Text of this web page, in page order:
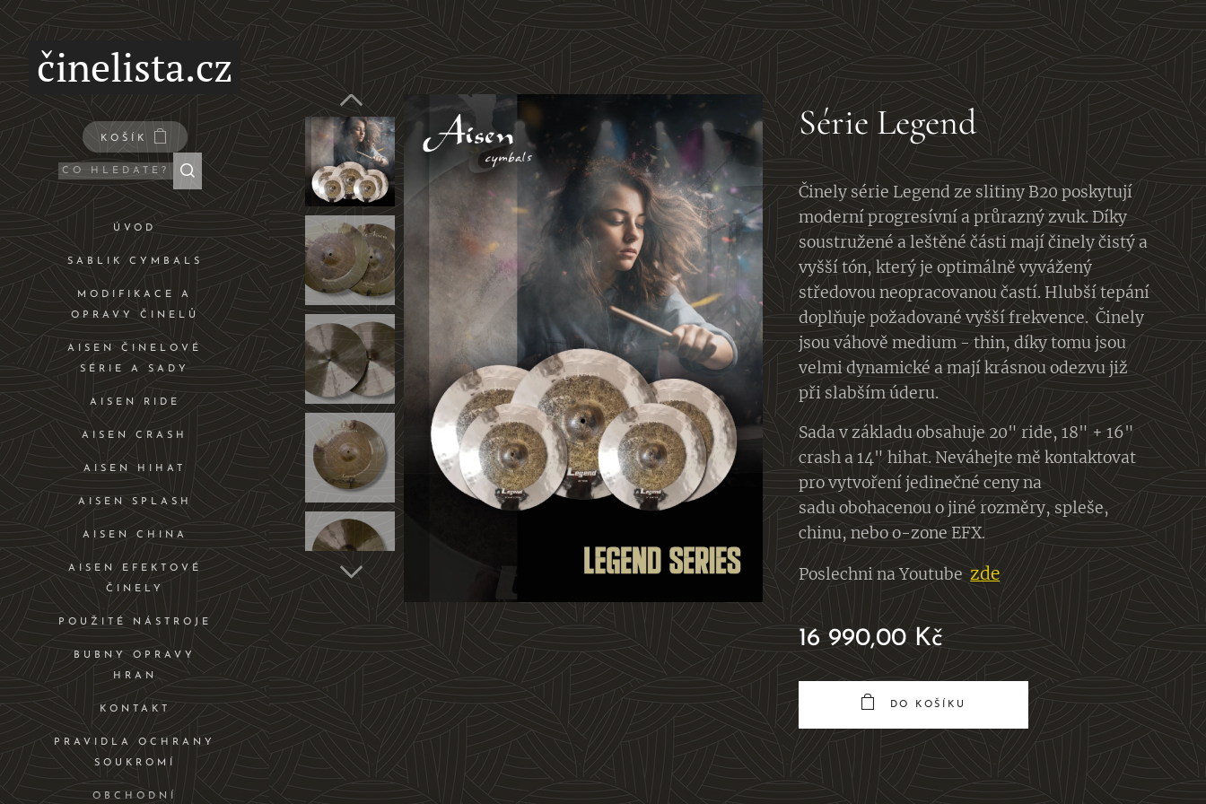
činelista.cz
KOŠÍK
ÚVOD
SABLIK CYMBALS
MODIFIKACE A
OPRAVY ČINELŮ
AISEN ČINELOVÉ
SÉRIE A SADY
AISEN RIDE
AISEN CRASH
AISEN HIHAT
AISEN SPLASH
AISEN CHINA
AISEN EFEKTOVÉ
ČINELY
POUŽITÉ NÁSTROJE
BUBNY OPRAVY
HRAN
KONTAKT
PRAVIDLA OCHRANY
SOUKROMÍ
OBCHODNÍ
Série Legend
Činely série Legend ze slitiny B20 poskytují
moderní progresívní a průrazný zvuk. Díky
soustružené a leštěné části mají činely čistý a
vyšší tón, který je optimálně vyvážený
středovou neopracovanou častí. Hlubší tepání
doplňuje požadované vyšší frekvence. Činely
jsou váhově medium - thin, díky tomu jsou
velmi dynamické a mají krásnou odezvu již
při slabším úderu.
Sada v základu obsahuje 20" ride, 18" + 16"
crash a 14" hihat. Neváhejte mě kontaktovat
pro vytvoření jedinečné ceny na
sadu obohacenou o jiné rozměry, spleše,
chinu, nebo o-zone EFX.
Poslechni na Youtube zde
16 990,00Kč
DO KOŠÍKU